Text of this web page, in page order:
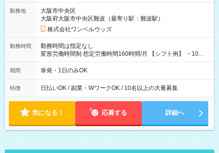
勤務地
大阪市中央区
大阪府大阪市中央区難波（最寄り駅：難波駅）
株式会社ワンベルウッズ
勤務時間
勤務時間は指定なし
変形労働時間制 想定労働時間160時間/月 【シフト例】 ・10：
00～20：00
期間 単発・1日のみOK
特徴 日払いOK / 副業・WワークOK / 10名以上の大量募集
気になる！ 応募する 詳細へ